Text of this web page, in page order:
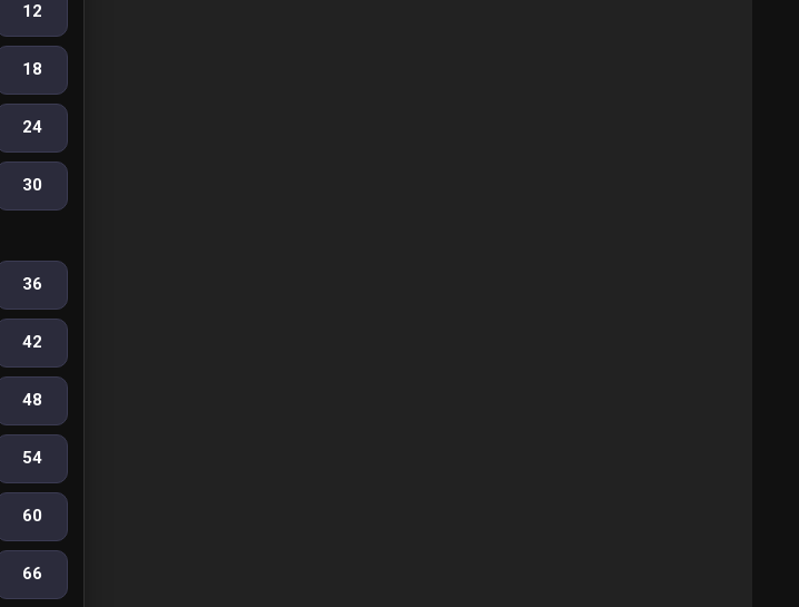
12
18
24
30
36
42
48
54
60
66